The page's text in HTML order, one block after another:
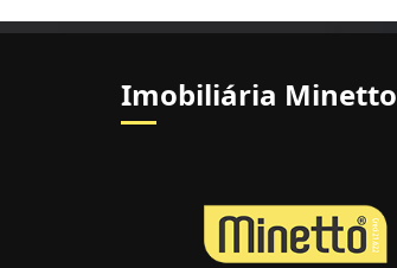
Imobiliária Minetto